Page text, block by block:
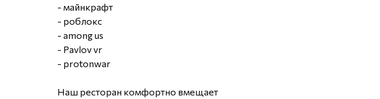
- майнкрафт
- ⁠роблокс
- ⁠among us
- ⁠Pavlov vr
- ⁠protonwar
Наш ресторан комфортно вмещает